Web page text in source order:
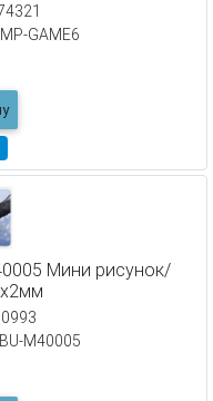
GAME6
Мини рисунок/
M40005